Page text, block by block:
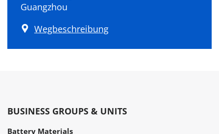
Guangzhou
Wegbeschreibung
BUSINESS GROUPS & UNITS
Battery Materials